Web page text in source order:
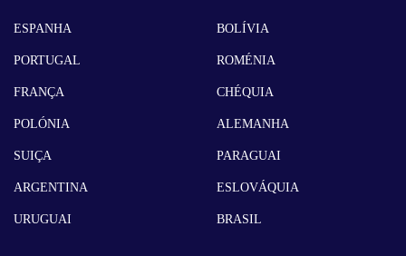
ESPANHA
PORTUGAL
FRANÇA
POLÓNIA
SUIÇA
ARGENTINA
URUGUAI
BOLÍVIA
ROMÉNIA
CHÉQUIA
ALEMANHA
PARAGUAI
ESLOVÁQUIA
BRASIL